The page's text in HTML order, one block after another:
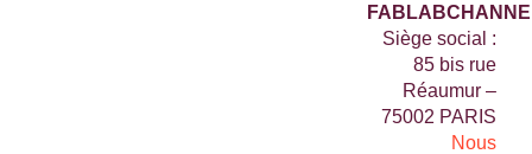
Siège social :
85 bis rue
Réaumur –
75002 PARIS
Nous